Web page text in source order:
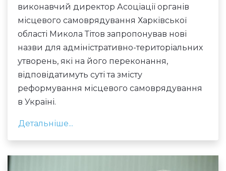
виконавчий директор Асоціації органів
місцевого самоврядування Харківської
області Микола Тітов запропонував нові
назви для адміністративно-територіальних
утворень, які на його переконання,
відповідатимуть суті та змісту
реформування місцевого самоврядування
в Україні.
Детальніше...